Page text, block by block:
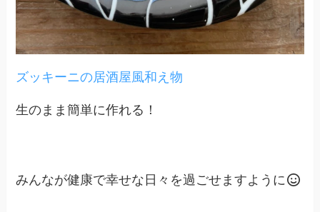
ズッキーニの居酒屋風和え物
生のまま簡単に作れる！
みんなが健康で幸せな日々を過ごせますように